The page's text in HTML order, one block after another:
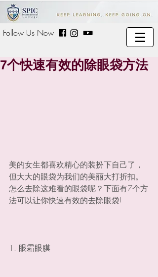
Follow Us Now
7个快速有效的除眼袋方法
美的女生都喜欢精心的装扮下自己了，
但大大的眼袋为我们的美丽大打折扣。
怎么去除这难看的眼袋呢？下面有7个方
法可以让你快速有效的去除眼袋!
1. 眼霜眼膜